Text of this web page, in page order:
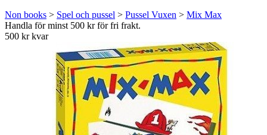
Non books > Spel och pussel > Pussel Vuxen > Mix Max
Handla för minst 500 kr för fri frakt.
500 kr kvar